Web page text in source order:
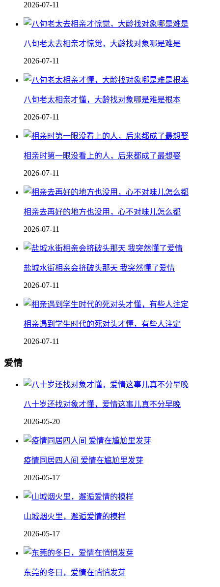
2026-07-11
八旬老太去相亲才惊觉，大龄找对象哪是难是
2026-07-11
八旬老太相亲才懂，大龄找对象哪是难是根本
2026-07-11
相亲时第一眼没看上的人，后来都成了最想娶
2026-07-11
相亲去再好的地方也没用，心不对味儿怎么都
2026-07-11
盐城水街相亲会挤破头那天 我突然懂了爱情
2026-07-11
相亲遇到学生时代的死对头才懂，有些人注定
2026-07-11
爱情
八十岁还找对象才懂，爱情这事儿真不分早晚
2026-05-20
疫情同居四人间 爱情在尴尬里发芽
2026-05-17
山城烟火里，邂逅爱情的模样
2026-05-17
东莞的冬日，爱情在悄悄发芽